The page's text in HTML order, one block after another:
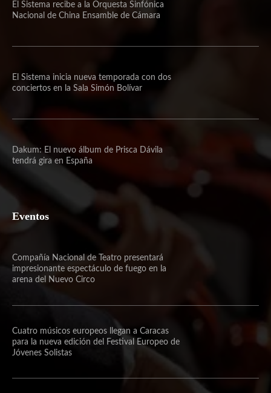
El Sistema recibe a la Orquesta Sinfónica
Nacional de China Ensamble de Cámara
El Sistema inicia nueva temporada con dos
conciertos en la Sala Simón Bolívar
Dakum: El nuevo álbum de Prisca Dávila
tendrá gira en España
Eventos
Compañía Nacional de Teatro presentará
impresionante espectáculo de fuego en la
arena del Nuevo Circo
Cuatro músicos europeos llegan a Caracas
para la nueva edición del Festival Europeo de
Jóvenes Solistas